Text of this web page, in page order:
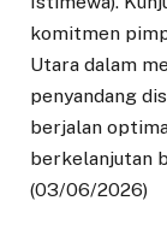
komitmen
Utara dalam
penyandang
berjalan
berkelanjutan
(03/06/2026)